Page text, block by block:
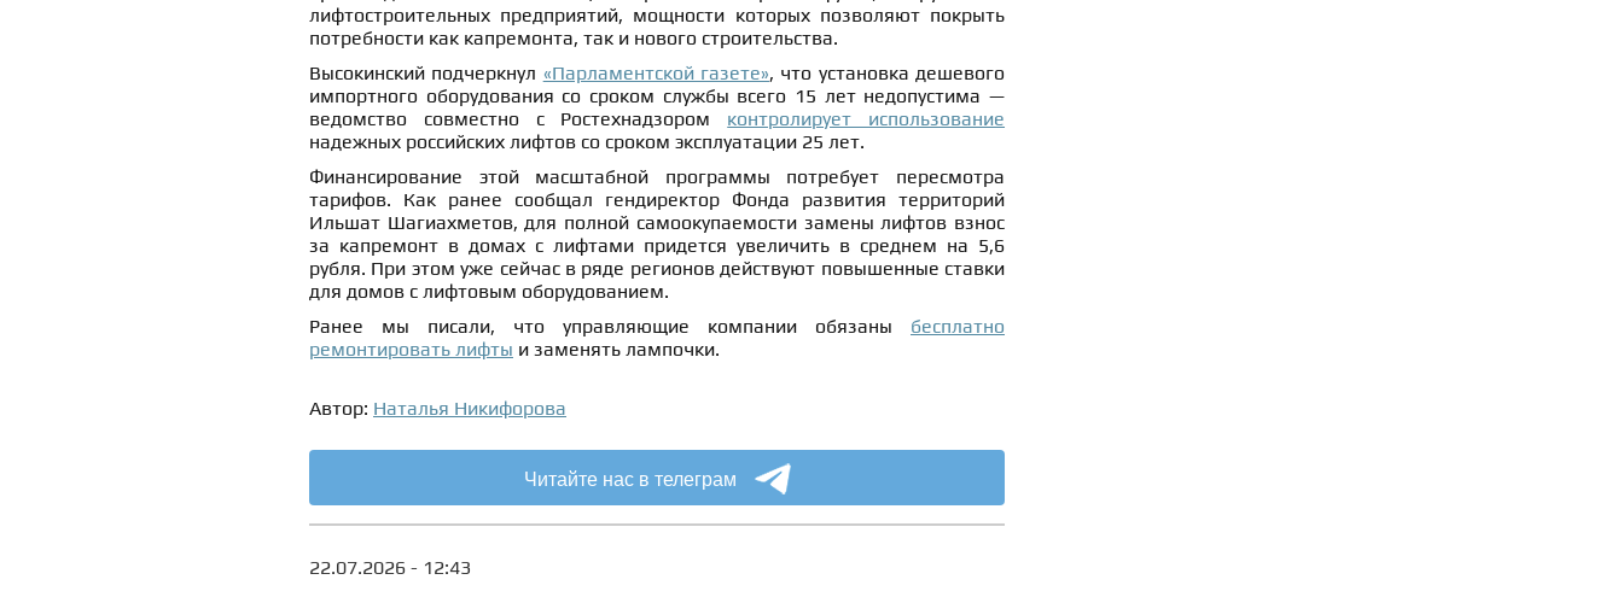
лифтостроительных предприятий, мощности которых позволяют покрыть
потребности как капремонта, так и нового строительства.
Высокинский подчеркнул «Парламентской газете», что установка дешевого
импортного оборудования со сроком службы всего 15 лет недопустима —
ведомство совместно с Ростехнадзором контролирует использование
надежных российских лифтов со сроком эксплуатации 25 лет.
Финансирование этой масштабной программы потребует пересмотра
тарифов. Как ранее сообщал гендиректор Фонда развития территорий
Ильшат Шагиахметов, для полной самоокупаемости замены лифтов взнос
за капремонт в домах с лифтами придется увеличить в среднем на 5,6
рубля. При этом уже сейчас в ряде регионов действуют повышенные ставки
для домов с лифтовым оборудованием.
Ранее мы писали, что управляющие компании обязаны бесплатно
ремонтировать лифты и заменять лампочки.
Автор: Наталья Никифорова
Читайте нас в телеграм
22.07.2026 - 12:43